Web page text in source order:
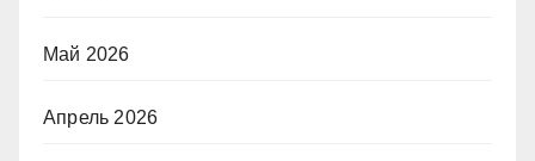
Май 2026
Апрель 2026